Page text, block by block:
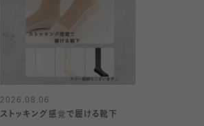
2026.08.06
ストッキング感覚で履ける靴下